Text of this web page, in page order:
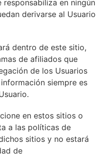
en ningún
derivarse al Usuario
dentro de este sitio,
de afiliados que
de los Usuarios
siempre es
en estos sitios o
a las políticas de
sitios y no estará
de